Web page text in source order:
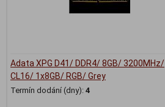
Adata XPG D41/ DDR4/ 8GB/ 3200MHz/
CL16/ 1x8GB/ RGB/ Grey
Termín dodání (dny): 4